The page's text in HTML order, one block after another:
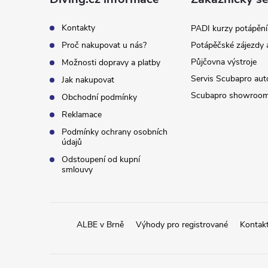
Kontakty
Proč nakupovat u nás?
Možnosti dopravy a platby
Jak nakupovat
Obchodní podmínky
Reklamace
Podmínky ochrany osobních
údajů
Odstoupení od kupní
smlouvy
PADI kurzy potápění
Potápěčské zájezdy
Půjčovna výstroje
Servis Scubapro
Scubapro
ALBE v Brně Výhody pro registrované